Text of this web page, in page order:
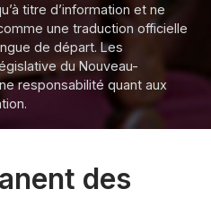
titre d’information et ne
une traduction officielle
de départ. Les
du Nouveau-
responsabilité quant aux
des